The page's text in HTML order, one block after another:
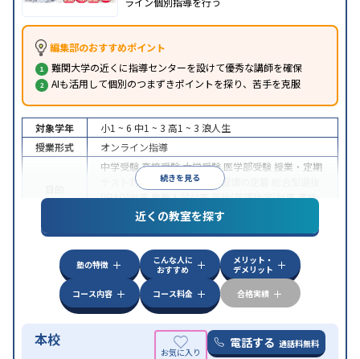
編集部のおすすめポイント
難関大学の近くに指導センターを設けて優秀な講師を確保
AIも活用して個別のつまずきポイントを探り、苦手を克服
続きを見る
対象学年 小1 ~ 6 中1 ~ 3 高1 ~ 3 浪人生
授業形式
オンライン指導
中学受験高校受験大学受験 医学部受験 授業・定期
テスト対策
内申点対策 学習習慣の定着
(旧AO)対策推薦入試対策英検(英語検定)対策漢検
(漢字検定)対策
中高一貫校生に対応成績保証制度あり授業の振替
可能不登校生に対応学習にPC・タブレットを利用
オンライン対応1科目から受講可能
近くの教室を探す
塾の特徴
こんな人に
おすすめ
メリット・
デメリット
コース内容
コース料金 合格実績
本校 電話する 通話料無料